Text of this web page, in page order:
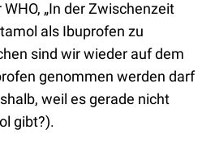
„In der Zwischenzeit
als Ibuprofen zu
sind wir wieder auf dem
genommen werden darf
weil es gerade nicht
gibt?).